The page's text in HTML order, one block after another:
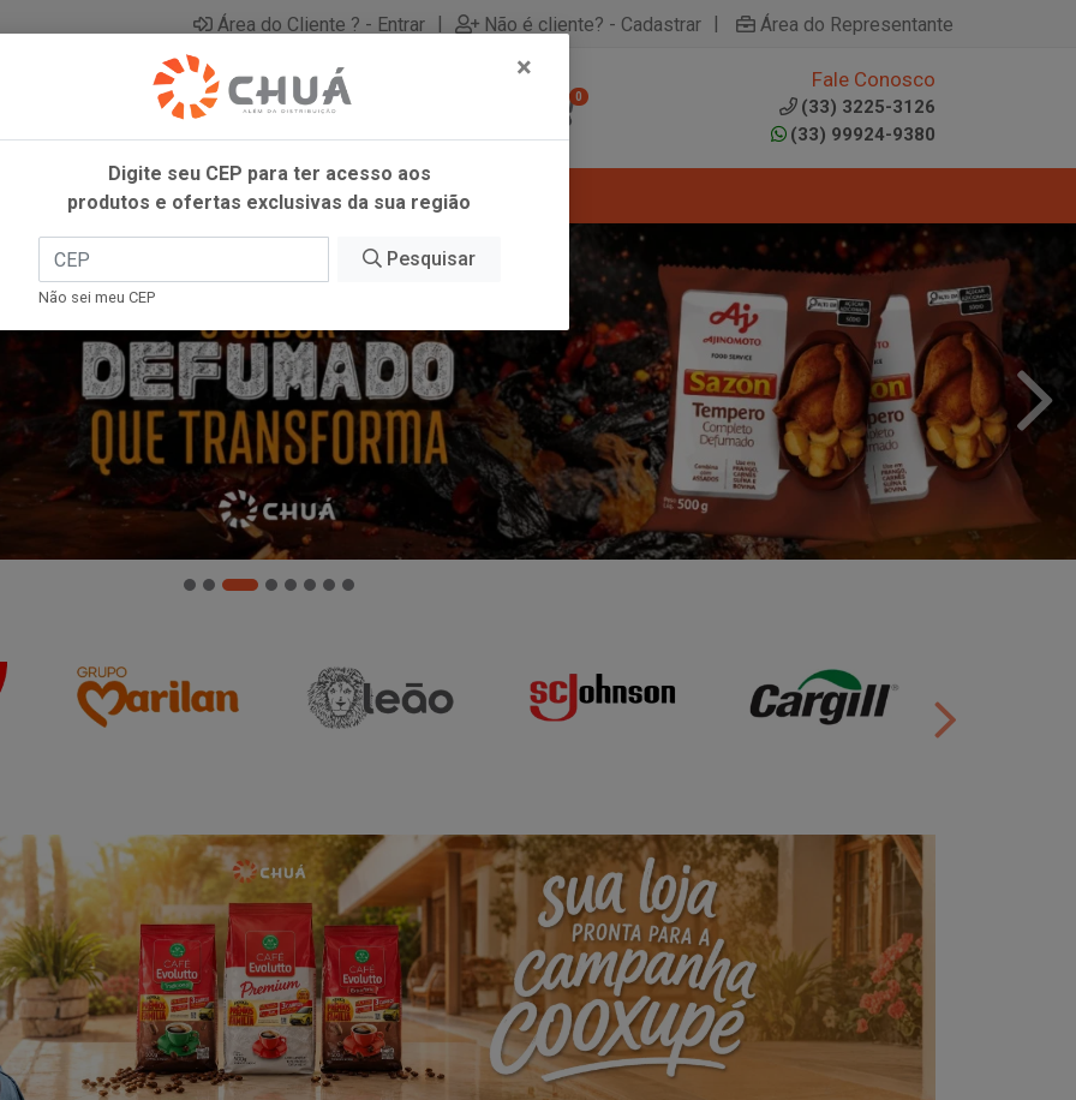
Área do Cliente ? - Entrar | Não é cliente? - Cadastrar | Área do Representante
0
Fale Conosco
(33) 3225-3126
(33) 99924-9380
×
Digite seu CEP para ter acesso aos
produtos e ofertas exclusivas da sua região
Pesquisar
Não sei meu CEP